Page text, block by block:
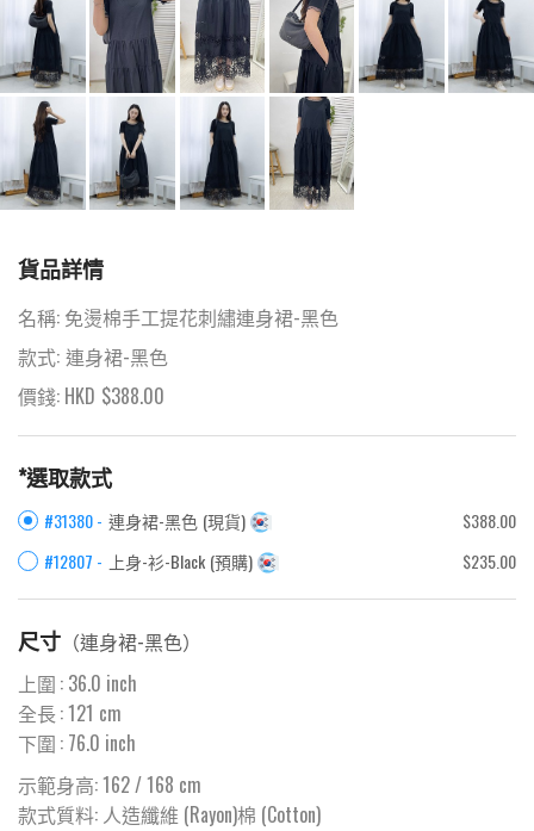
貨品詳情
名稱: 免燙棉手工提花刺繡連身裙-黑色
款式: 連身裙-黑色
價錢: HKD $388.00
*選取款式
#31380 - 連身裙-黑色 (現貨)
$388.00
#12807 - 上身-衫-Black (預購) $235.00
尺寸 （連身裙-黑色）
上圍 : 36.0 inch
全長 :121 cm
下圍 : 76.0 inch
示範身高: 162 / 168 cm
款式質料: 人造纖維 (Rayon)棉 (Cotton)